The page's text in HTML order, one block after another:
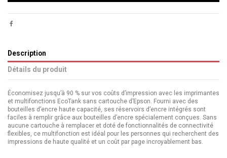
Description
Détails du produit
Économisez jusqu’à 90 % sur vos coûts d’impression avec les imprimantes
et multifonctions EcoTank sans cartouche d’Epson. Fourni avec des
bouteilles d’encre haute capacité, ses réservoirs d’encre intégrés sont
faciles à remplir grâce aux bouteilles d’encre spécialement conçues. Sans
aucune cartouche à remplacer et doté de fonctionnalités de connectivité
flexibles, ce multifonction est idéal pour les personnes qui recherchent des
impressions de haute qualité et un coût par page incroyablement bas.